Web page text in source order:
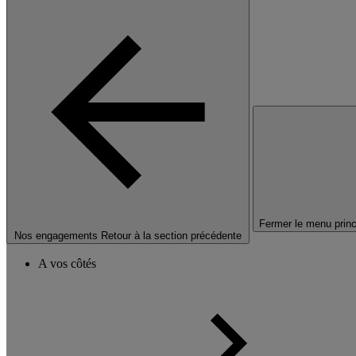
Nos engagements Retour à la section précédente
Fermer le menu
A vos côtés